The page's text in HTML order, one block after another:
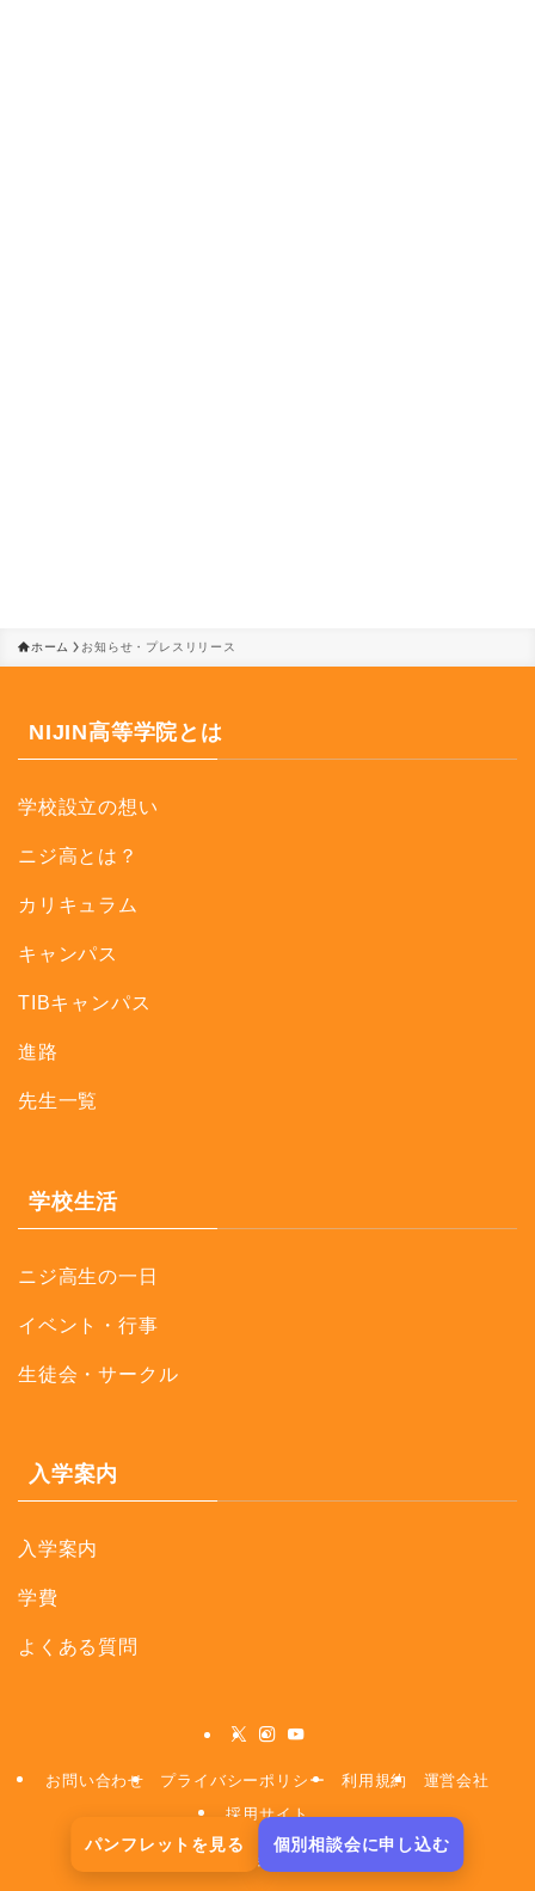
ホーム お知らせ・プレスリリース
NIJIN高等学院とは
学校設立の想い
ニジ高とは？
カリキュラム
キャンパス
TIBキャンパス
進路
先生一覧
学校生活
ニジ高生の一日
イベント・行事
生徒会・サークル
入学案内
入学案内
学費
よくある質問
お問い合わせ プライバシーポリシー 利用規約
運営会社
採用サイト
株式会社NIJIN
パンフレットを見る 個別相談会に申し込む